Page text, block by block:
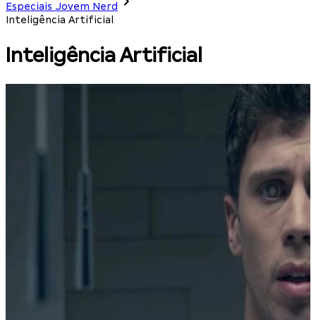
Especiais Jovem Nerd
Inteligência Artificial
Inteligência Artificial